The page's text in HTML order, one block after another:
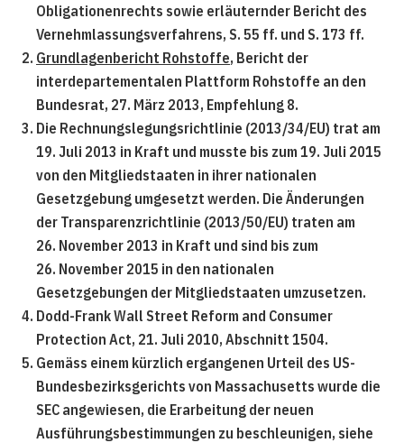
Obligationenrechts sowie erläuternder Bericht des
Vernehmlassungsverfahrens, S. 55 ff. und S. 173 ff.
Grundlagenbericht Rohstoffe, Bericht der
interdepartementalen Plattform Rohstoffe an den
Bundesrat, 27. März 2013, Empfehlung 8.
Die Rechnungslegungsrichtlinie (2013/34/EU) trat am
19. Juli 2013 in Kraft und musste bis zum 19. Juli 2015
von den Mitgliedstaaten in ihrer nationalen
Gesetzgebung umgesetzt werden. Die Änderungen
der Transparenzrichtlinie (2013/50/EU) traten am
26. November 2013 in Kraft und sind bis zum
26. November 2015 in den nationalen
Gesetzgebungen der Mitgliedstaaten umzusetzen.
Dodd-Frank Wall Street Reform and Consumer
Protection Act, 21. Juli 2010, Abschnitt 1504.
Gemäss einem kürzlich ergangenen Urteil des US-
Bundesbezirksgerichts von Massachusetts wurde die
SEC angewiesen, die Erarbeitung der neuen
Ausführungsbestimmungen zu beschleunigen, siehe